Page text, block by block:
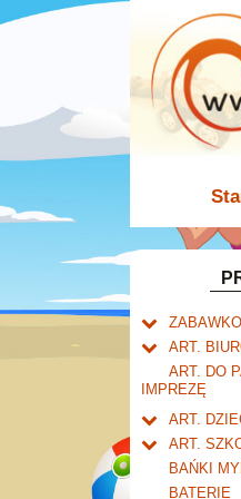
Welly.
Mały
ART.
Klipy i
ART. DO
IMPREZĘ
ART.
ART.
Drobne
BAŃKI
BATERIE